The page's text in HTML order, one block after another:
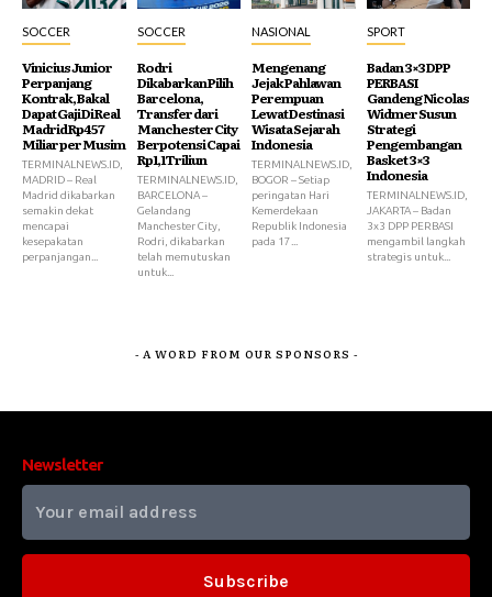
SOCCER
Vinicius Junior
Perpanjang
Kontrak, Bakal
Dapat Gaji Di Real
Madrid Rp457
Miliar per Musim
TERMINALNEWS.ID,
MADRID – Real
Madrid dikabarkan
semakin dekat
mencapai
kesepakatan
perpanjangan...
SOCCER
Rodri
Dikabarkan Pilih
Barcelona,
Transfer dari
Manchester City
Berpotensi Capai
Rp1,1 Triliun
TERMINALNEWS.ID,
BARCELONA –
Gelandang
Manchester City,
Rodri, dikabarkan
telah memutuskan
untuk...
NASIONAL
Mengenang
Jejak Pahlawan
Perempuan
Lewat Destinasi
Wisata Sejarah
Indonesia
TERMINALNEWS.ID,
BOGOR – Setiap
peringatan Hari
Kemerdekaan
Republik Indonesia
pada 17...
SPORT
Badan 3×3 DPP
PERBASI
Gandeng Nicolas
Widmer Susun
Strategi
Pengembangan
Basket 3×3
Indonesia
TERMINALNEWS.ID,
JAKARTA – Badan
3x3 DPP PERBASI
mengambil langkah
strategis untuk...
- A WORD FROM OUR SPONSORS -
Newsletter
Subscribe